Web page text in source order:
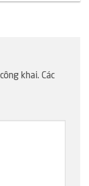
khai. Các